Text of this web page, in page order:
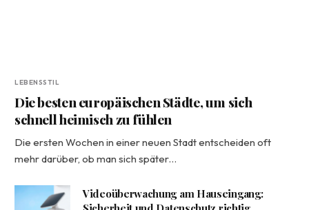
LEBENSSTIL
Die besten europäischen Städte, um sich
schnell heimisch zu fühlen
Die ersten Wochen in einer neuen Stadt entscheiden oft
mehr darüber, ob man sich später…
Videoüberwachung am Hauseingang: